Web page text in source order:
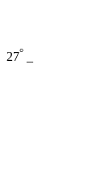
27°